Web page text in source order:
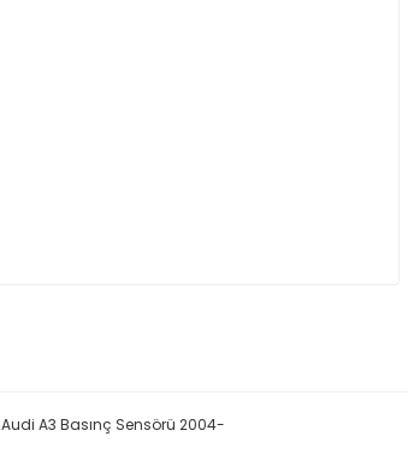
Audi A3 Basınç Sensörü 2004-